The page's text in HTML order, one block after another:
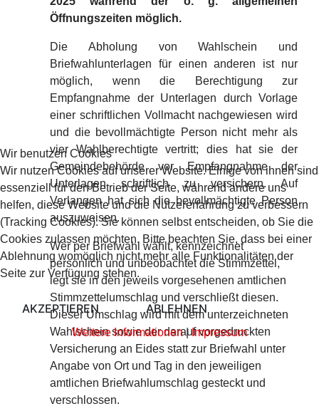
Öffnungszeiten möglich.
Die Abholung von Wahlschein und
Briefwahlunterlagen für einen anderen ist nur
möglich, wenn die Berechtigung zur
Empfangnahme der Unterlagen durch Vorlage
einer schriftlichen Vollmacht nachgewiesen wird
und die bevollmächtigte Person nicht mehr als
vier Wahlberechtigte vertritt; dies hat sie der
Gemeindebehörde vor Empfangnahme der
Unterlagen schriftlich zu versichern. Auf
Verlangen hat sich die bevollmächtigte Person
auszuweisen.
Wer per Briefwahl wählt, kennzeichnet
persönlich und unbeobachtet die Stimmzettel,
legt sie in den jeweils vorgesehenen amtlichen
Stimmzettelumschlag und verschließt diesen.
Dieser Umschlag wird mit dem unterzeichneten
Wahlschein sowie der darauf vorgedruckten
Versicherung an Eides statt zur Briefwahl unter
Angabe von Ort und Tag in den jeweiligen
amtlichen Briefwahlumschlag gesteckt und
verschlossen.
Wir benutzen Cookies
Wir nutzen Cookies auf unserer Website. Einige von ihnen sind
essenziell für den Betrieb der Seite, während andere uns
helfen, diese Website und die Nutzererfahrung zu verbessern
(Tracking Cookies). Sie können selbst entscheiden, ob Sie die
Cookies zulassen möchten. Bitte beachten Sie, dass bei einer
Ablehnung womöglich nicht mehr alle Funktionalitäten der
Seite zur Verfügung stehen.
AKZEPTIEREN ABLEHNEN
Weitere Informationen|Impressum